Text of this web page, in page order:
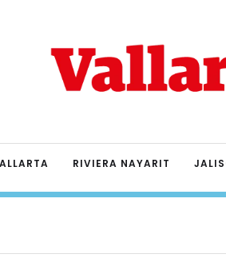
RIVIERA NAYARIT